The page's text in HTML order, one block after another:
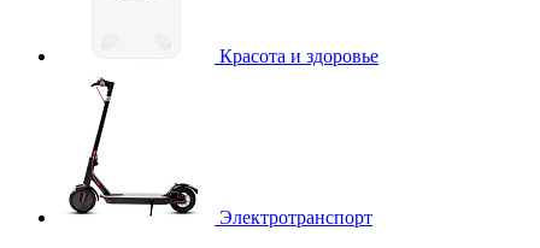
Красота и здоровье
Электротранспорт